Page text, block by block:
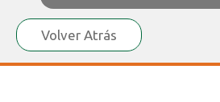
Volver Atrás